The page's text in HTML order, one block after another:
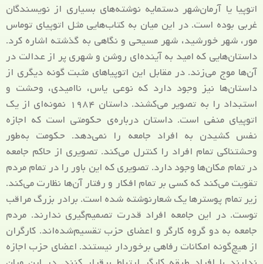
اتوپیا یا آرمان‌شهر دستمایه نوشته‌های بسیاری از نویسندگان
غربی بوده است. در این میان به کتاب‌هایی مثل اتوپیای توماس
مور، شهر خورشید، شهر مسیحی و نگاهی به گذشته اشاره کرد.
داستان‌هایی که امید به آینده‌ای روشن و شهری پر از عدالت در
آن‌ها موج می‌زند. در مقابل این اتوپیاهای مثبت گونه دیگری از
داستان‌ها نیز وجود دارد که نوعی یاس، ناامیدی، وحشت و
استبداد را به تصویر می‌کشند. داستان ۱۹۸۴ نمونه‌ای از یک
اتوپیای منفی است. داستان درباره‌ی حکومتی است که اجازه
نفس کشیدن به افراد جامعه را نمی‌دهد. حکومت به‌طور
وحشتناکی تمام افراد را کنترل می‌کند. تصویری از حاکم جامعه
در تمام مکان‌ها وجود دارد. تصویری که این باور را در تمام مردم
تقویت می‌کند که کسی بر تمام افکار و رفتار آن‌ها نظارت می‌کند.
زیر تمام پوسترها یک شعارنوشته شده است. برادر بزرگ مراقب
توست. در این جامعه افراد قدرت تصمیم‌گیری ندارند. مردم
جامعه به دو گروه کارگر و اعضای حزب تقسیم‌شده‌اند. کارگران
از هیچ‌گونه امکانات رفاهی برخوردار نیستند. اعضای حزب اجازه